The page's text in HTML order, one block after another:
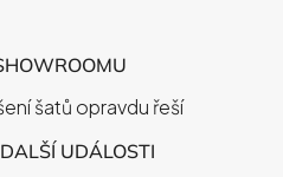
šatů opravdu řeší
UDÁLOSTI